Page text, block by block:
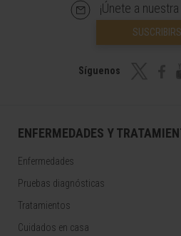
¡Únete a
Síguenos
ENFERMEDADES Y
Enfermedades
Pruebas diagnósticas
Tratamientos
Cuidados en casa